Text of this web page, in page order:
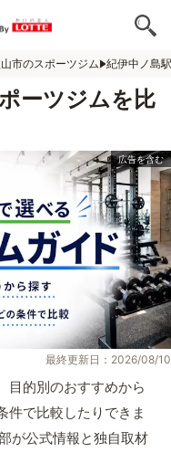
市のスポーツジム 紀伊中ノ島
ーツジムを比
最終更新日：2026/08/10
目的別のおすすめから
件で比較したりできま
が公式情報と独自取材